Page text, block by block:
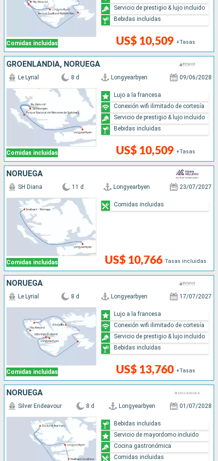
Comidas incluidas US$ 10,509 +Tasas
Servicio de prestigio & lujo incluido
Bebidas incluidas
GROENLANDIA, NORUEGA
Comidas incluidas
Le Lyrial 8 d Longyearbyen 09/06/2028
US$ 10,509 +Tasas
Lujo a la francesa
Conexión wifi ilimitado de cortesía
Servicio de prestigio & lujo incluido
Bebidas incluidas
NORUEGA
Comidas incluidas
SH Diana 11 d Longyearbyen 23/07/2027
US$ 10,766 Tasas incluidas
Comidas incluidas
NORUEGA
Comidas incluidas
Le Lyrial 8 d Longyearbyen 17/07/2027
US$ 13,760 +Tasas
Lujo a la francesa
Conexión wifi ilimitado de cortesía
Servicio de prestigio & lujo incluido
Bebidas incluidas
NORUEGA
Silver Endeavour 8 d Longyearbyen 01/07/2028
Bebidas incluidas
Servicio de mayordomo incluido
Cocina gastronómica
Comidas incluidas